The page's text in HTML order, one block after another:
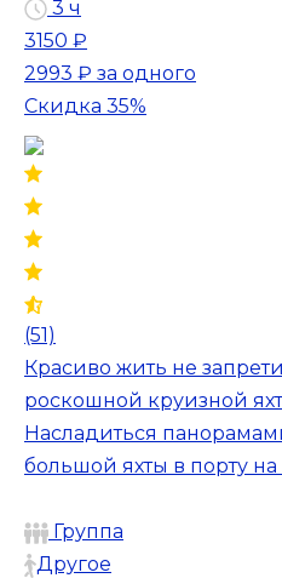
3 ч
3150 ₽
2993 ₽ за одного
Скидка 35%
(51)
Красиво жить не
роскошной круизной
Насладиться
большой яхты в порту
Группа
Другое